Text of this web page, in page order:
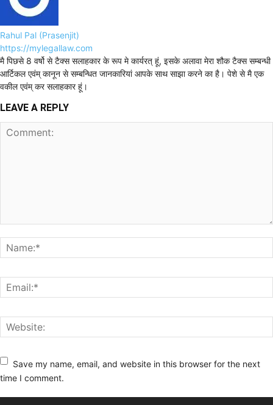
Rahul Pal (Prasenjit)
https://mylegallaw.com
मै पिछसे 8 वर्षो से टैक्स सलाहकार के रूप मे कार्यरत् हूं, इसके अलावा मेरा शौक टैक्स सम्बन्धी
आर्टिकल एवंम् कानून से सम्बन्धित जानकारियां आपके साथ साझा करने का है। पेशे से मै एक
वकील एवंम् कर सलाहकार हूं।
LEAVE A REPLY
Save my name, email, and website in this browser for the next
time I comment.